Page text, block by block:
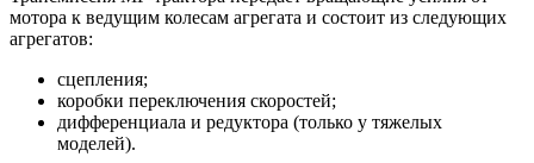
мотора к ведущим колесам агрегата и состоит из следующих
агрегатов:
сцепления;
коробки переключения скоростей;
дифференциала и редуктора (только у тяжелых
моделей).